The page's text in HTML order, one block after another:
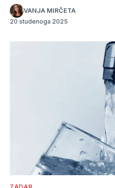
VANJA MIRČETA
20 studenoga 2025